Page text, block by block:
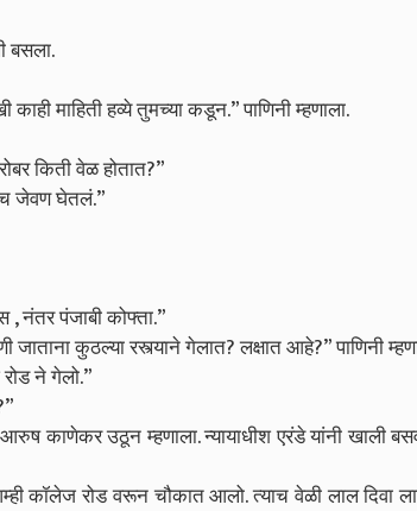
बसला.
माहिती हव्ये तुमच्या कडून.” पाणिनी म्हणाला.
किती वेळ होतात?”
जेवण घेतलं.”
, नंतर पंजाबी कोफ्ता.”
जाताना कुठल्या रस्त्याने गेलात? लक्षात आहे?” पाणिनी
ने गेलो.”
काणेकर उठून म्हणाला. न्यायाधीश एरंडे यांनी खाली
कॉलेज रोड वरून चौकात आलो. त्याच वेळी लाल दिवा